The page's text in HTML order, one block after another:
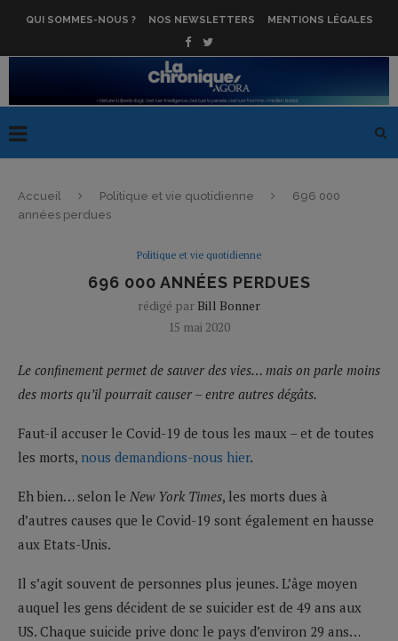
QUI SOMMES-NOUS ? NOS NEWSLETTERS MENTIONS LÉGALES
Accueil Politique et vie quotidienne
696 000
années perdues
Politique et vie quotidienne
696 000 ANNÉES PERDUES
rédigé par Bill Bonner
15 mai 2020
Le confinement permet de sauver des vies… mais on parle moins
des morts qu’il pourrait causer – entre autres dégâts.
Faut-il accuser le Covid-19 de tous les maux – et de toutes
les morts, nous demandions-nous hier.
Eh bien… selon le New York Times, les morts dues à
d’autres causes que le Covid-19 sont également en hausse
aux Etats-Unis.
Il s’agit souvent de personnes plus jeunes. L’âge moyen
auquel les gens décident de se suicider est de 49 ans aux
US. Chaque suicide prive donc le pays d’environ 29 ans…